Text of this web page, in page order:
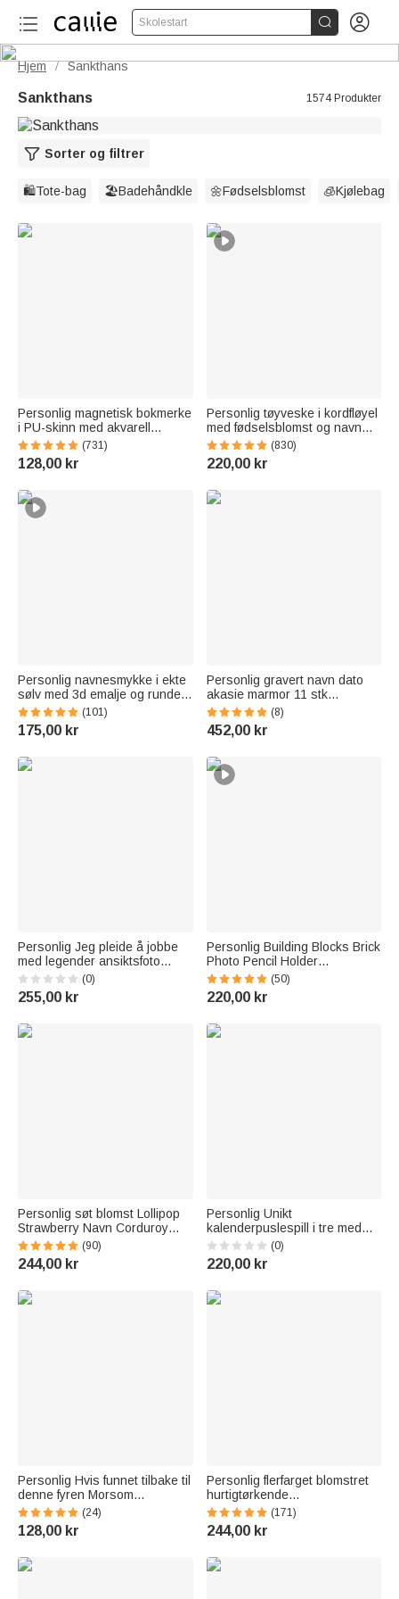
Skolestart  
Hjem / Sankthans
Sankthans 1574 Produkter
Sorter og filtrer
🛍️Tote-bag 🏖️Badehåndkle 🌼Fødselsblomst 🧊Kjølebag
Personlig magnetisk bokmerke
i PU-skinn med akvarell
fødselsblomst og navn perfekt
bursdagsgave til bokelskere
(731)
128,00 kr
Personlig tøyveske i kordfløyel
med fødselsblomst og navn
romslig skulderveske til daglig
bruk bursdagsgave til dame
(830)
220,00 kr
Personlig navnesmykke i ekte
sølv med 3d emalje og runde
bokstaver minimalistisk
bursdagsgave til barn og dam
(101)
175,00 kr
Personlig gravert navn dato
akasie marmor 11 stk
skjærebrett bordskåner sett
med keramisk bolle treskje
husoppvarmingsgave til
(8)
452,00 kr
Personlig Jeg pleide å jobbe
med legender ansiktsfoto
keramisk krus
avskjedspensjonering
jubileumsgave til
(0)
255,00 kr
Personlig Building Blocks Brick
Photo Pencil Holder
Skrivebordsdekorasjon Stor
kapasitet Valentinsdag
Farsdag Bursdagsgave til
(50)
220,00 kr
Personlig søt blomst Lollipop
Strawberry Navn Corduroy
Crossbody Bag Bursdag
Tilbake til skolen Gave til barn
Jenter Gutter Småbarn
(90)
244,00 kr
Personlig Unikt
kalenderpuslespill i tre med
inngravert tekst
Skrivebordsdekorasjon
Bursdagsgave til
(0)
220,00 kr
Personlig Hvis funnet tilbake til
denne fyren Morsom
tegneserie golfball med navn
Golføvelsestilbehør
Bursdagsgave til golfere
(24)
128,00 kr
Personlig flerfarget blomstret
hurtigtørkende
overdimensjonert badehåndkle
med navn sommerferie
bassengfest gave til kvinner
(171)
244,00 kr